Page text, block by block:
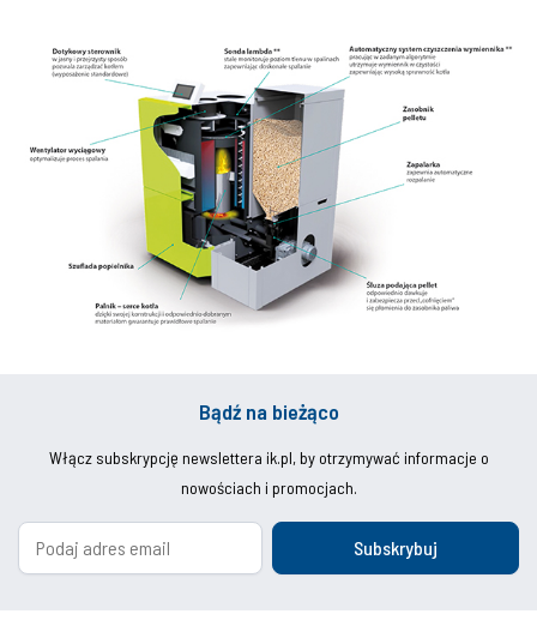
Bądź na bieżąco
Włącz subskrypcję newslettera ik.pl, by otrzymywać informacje o
nowościach i promocjach.
Subskrybuj